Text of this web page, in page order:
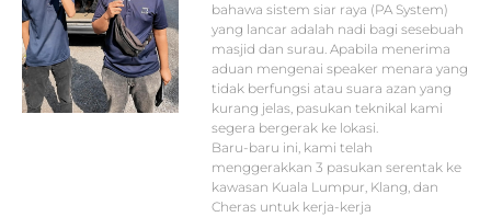
bahawa sistem siar raya (PA System)
yang lancar adalah nadi bagi sesebuah
masjid dan surau. Apabila menerima
aduan mengenai speaker menara yang
tidak berfungsi atau suara azan yang
kurang jelas, pasukan teknikal kami
segera bergerak ke lokasi.
Baru-baru ini, kami telah
menggerakkan 3 pasukan serentak ke
kawasan Kuala Lumpur, Klang, dan
Cheras untuk kerja-kerja